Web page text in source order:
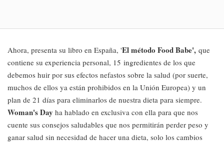
Ahora, presenta su libro en España, 'El método Food Babe', que
contiene su experiencia personal, 15 ingredientes de los que
debemos huir por sus efectos nefastos sobre la salud (por suerte,
muchos de ellos ya están prohibidos en la Unión Europea) y un
plan de 21 días para eliminarlos de nuestra dieta para siempre.
Woman's Day ha hablado en exclusiva con ella para que nos
cuente sus consejos saludables que nos permitirán perder peso y
ganar salud sin necesidad de hacer una dieta, solo los cambios